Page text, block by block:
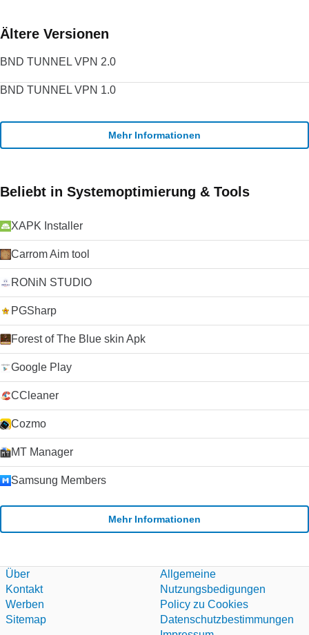
Ältere Versionen
BND TUNNEL VPN 2.0
BND TUNNEL VPN 1.0
Mehr Informationen
Beliebt in Systemoptimierung & Tools
XAPK Installer
Carrom Aim tool
RONiN STUDIO
PGSharp
Forest of The Blue skin Apk
Google Play
CCleaner
Cozmo
MT Manager
Samsung Members
Mehr Informationen
Über
Kontakt
Werben
Sitemap
Allgemeine
Nutzungsbedigungen
Policy zu Cookies
Datenschutzbestimmungen